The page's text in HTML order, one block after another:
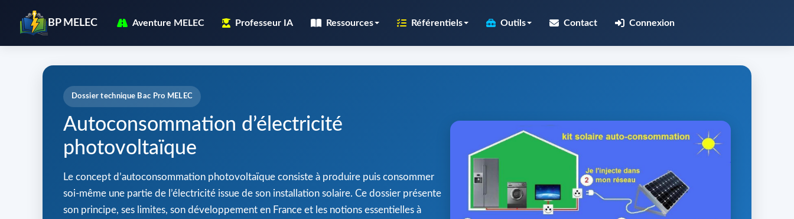
BP MELEC Aventure MELEC Professeur IA Ressources Référentiels Outils Contact Connexion
Dossier technique Bac Pro MELEC
Autoconsommation d’électricité
photovoltaïque
Le concept d’autoconsommation photovoltaïque consiste à produire puis consommer
soi-même une partie de l’électricité issue de son installation solaire. Ce dossier présente
son principe, ses limites, son développement en France et les notions essentielles à